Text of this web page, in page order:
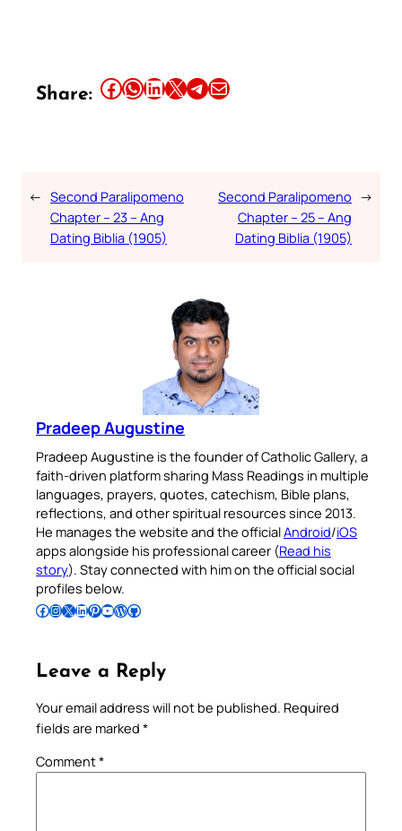
Share: Share this article on Facebook Share this article on WhatsApp Share this article on LinkedIn Share this article on X Share this article on TelegramEmail this Article
← Second Paralipomeno
Chapter – 23 – Ang
Dating Biblia (1905)
Second Paralipomeno
Chapter – 25 – Ang
Dating Biblia (1905)
→
Pradeep Augustine
Pradeep Augustine is the founder of Catholic Gallery, a
faith-driven platform sharing Mass Readings in multiple
languages, prayers, quotes, catechism, Bible plans,
reflections, and other spiritual resources since 2013.
He manages the website and the officialAndroid/iOS
apps alongside his professional career (Read his
story). Stay connected with him on the official social
profiles below.
Follow Pradeep on Facebook Follow Pradeep on InstagramFollow Pradeep on X Follow Pradeep on LinkedIn Follow Pradeep on Pinterest Subscribe to Pradeep’s Youtube Channel Follow Pradeep on WordPress Follow Pradeep on GitHub
Leave a Reply
Your email address will not be published. Required
fields are marked *
Comment*